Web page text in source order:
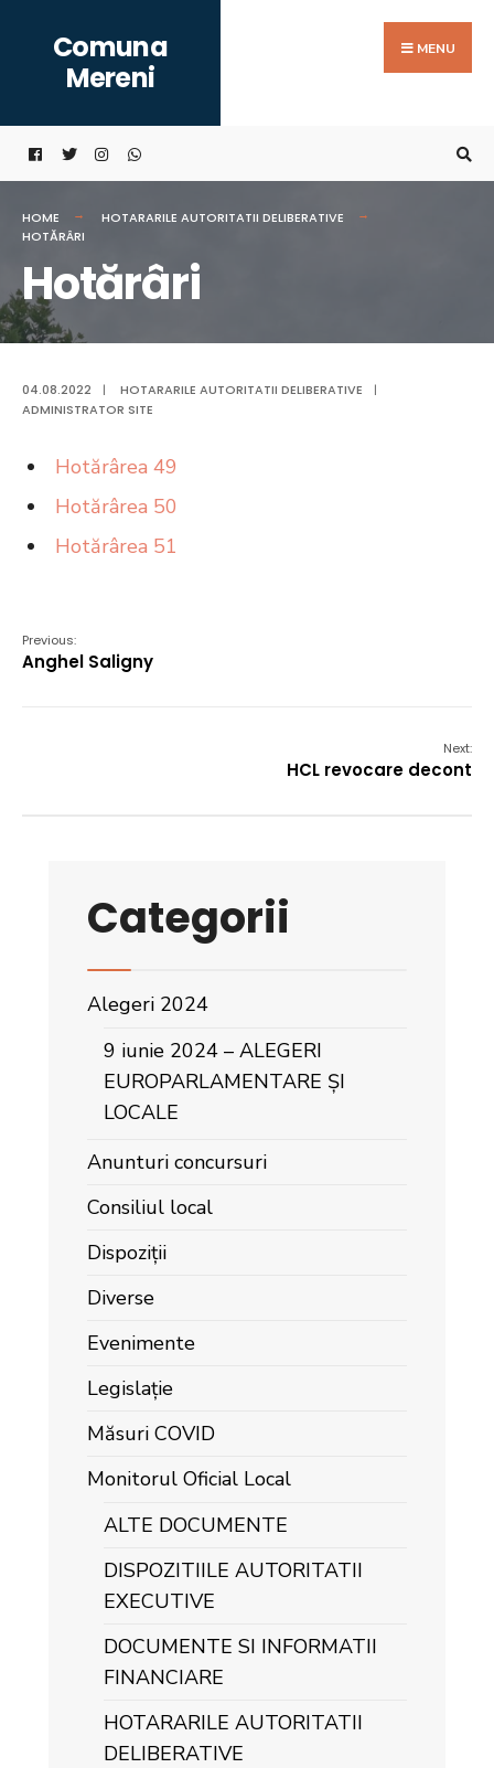
content
Comuna
Mereni
MENU
HOME
HOTARARILE AUTORITATII DELIBERATIVE
HOTĂRÂRI
Hotărâri
04.08.2022 | HOTARARILE AUTORITATII DELIBERATIVE
|
ADMINISTRATOR SITE
Hotărârea 49
Hotărârea 50
Hotărârea 51
Previous:
Anghel Saligny
Next:
HCL revocare decont
Categorii
Alegeri 2024
9 iunie 2024 – ALEGERI
EUROPARLAMENTARE ȘI
LOCALE
Anunturi concursuri
Consiliul local
Dispoziții
Diverse
Evenimente
Legislație
Măsuri COVID
Monitorul Oficial Local
ALTE DOCUMENTE
DISPOZITIILE AUTORITATII
EXECUTIVE
DOCUMENTE SI INFORMATII
FINANCIARE
HOTARARILE AUTORITATII
DELIBERATIVE
for: